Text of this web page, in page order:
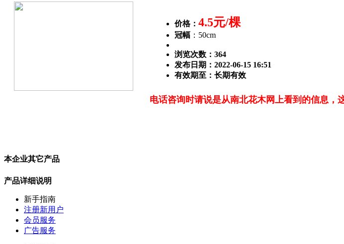
价格： 4.5元/棵
冠幅 ：50cm
浏览次数： 364
发布日期：2022-06-15 16:51
有效期至：长期有效
电话咨询时请说是从南北花木网上看到的信息，
本企业其它产品
产品详细说明
新手指南
注册新用户
会员服务
广告服务